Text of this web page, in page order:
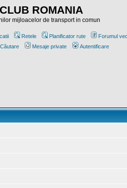
ROMANIA
mijloacelor de transport in comun
Retele Planificator rute Forumul
Căutare Mesaje private Autentificare